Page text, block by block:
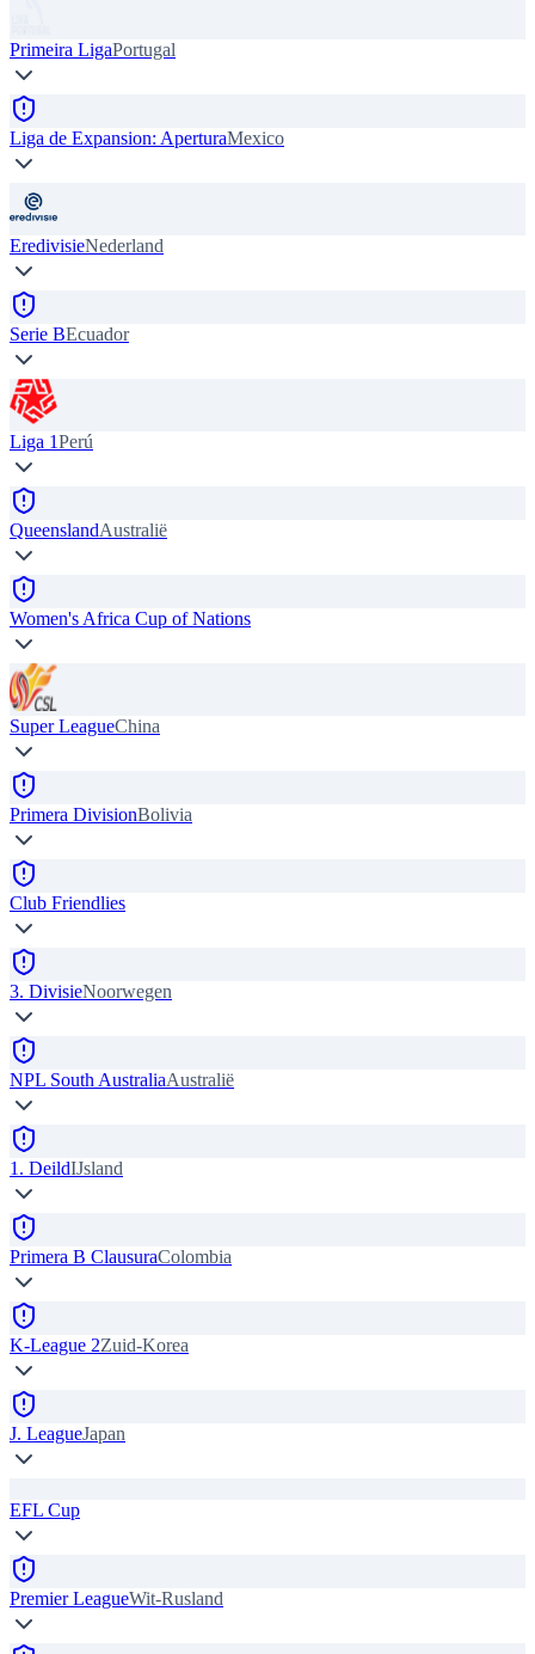
Primeira LigaPortugal
Liga de Expansion: AperturaMexico
EredivisieNederland
Serie BEcuador
Liga 1Perú
QueenslandAustralië
Women's Africa Cup of Nations
Super LeagueChina
Primera DivisionBolivia
Club Friendlies
3. DivisieNoorwegen
NPL South AustraliaAustralië
1. DeildIJsland
Primera B ClausuraColombia
K-League 2Zuid-Korea
J. LeagueJapan
EFL Cup
Premier LeagueWit-Rusland